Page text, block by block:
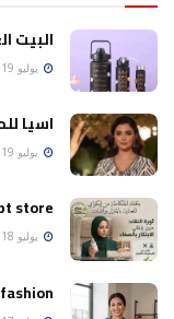
البيت
يوليو 19, 2026
اسيا
يوليو 19, 2026
store
يوليو 18, 2026